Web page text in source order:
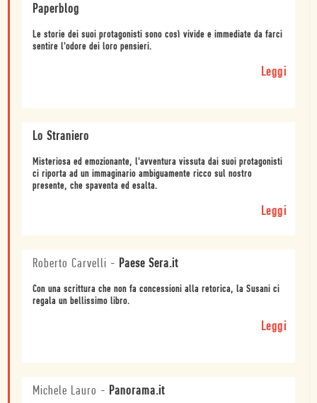
Paperblog
Le storie dei suoi protagonisti sono così vivide e immediate da farci
sentire l'odore dei loro pensieri.
Leggi
Lo Straniero
Misteriosa ed emozionante, l'avventura vissuta dai suoi protagonisti
ci riporta ad un immaginario ambiguamente ricco sul nostro
presente, che spaventa ed esalta.
Leggi
Roberto Carvelli - Paese Sera.it
Con una scrittura che non fa concessioni alla retorica, la Susani ci
regala un bellissimo libro.
Leggi
Michele Lauro - Panorama.it